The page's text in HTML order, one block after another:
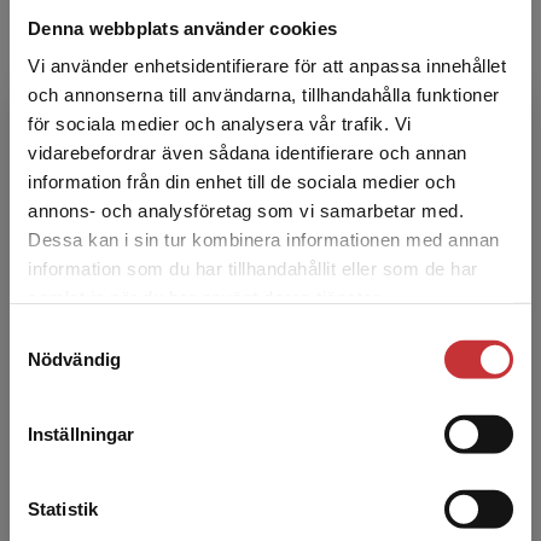
Denna webbplats använder cookies
Vi använder enhetsidentifierare för att anpassa innehållet
och annonserna till användarna, tillhandahålla funktioner
för sociala medier och analysera vår trafik. Vi
vidarebefordrar även sådana identifierare och annan
information från din enhet till de sociala medier och
annons- och analysföretag som vi samarbetar med.
Dessa kan i sin tur kombinera informationen med annan
information som du har tillhandahållit eller som de har
Nödvändig
Inställningar
Statistik
Begränsad fraktregion
Det verkar som att du besöker
studentlitteratur.se via en enhet utanför Sverige.
Vi erbjuder inte leveranser utanför Sverige. För
att kunna slutföra ett köp måste
studerade i ...
Gezim Isufi